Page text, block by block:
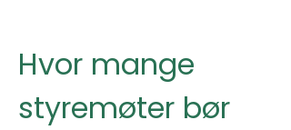
Hvor mange
styremøter bør